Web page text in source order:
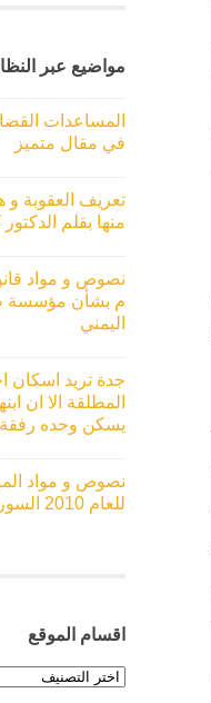
مواضيع عبر
المساعدات
في مقال متميز
تعريف العقوبة
منها بقلم
م بشأن مؤسسة
اليمني
جدة تريد اسكان
المطلقة الا ان
يسكن وحده رفقة
للعام 2010 السوري
اقسام الموقع
اقسام
الموقع